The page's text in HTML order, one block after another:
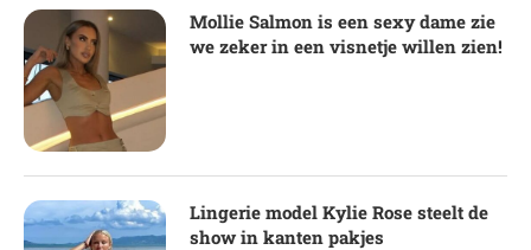
Mollie Salmon is een sexy dame zie
we zeker in een visnetje willen zien!
Lingerie model Kylie Rose steelt de
show in kanten pakjes